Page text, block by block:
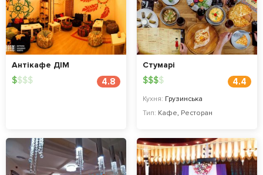
Антікафе ДІМ
4.8
$$$$
Стумарі
Кухня: Грузинська
Тип: Кафе, Ресторан
4.4
$$$$